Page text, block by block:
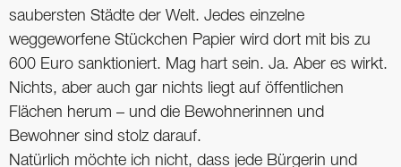
saubersten Städte der Welt. Jedes einzelne
weggeworfene Stückchen Papier wird dort mit bis zu
600 Euro sanktioniert. Mag hart sein. Ja. Aber es wirkt.
Nichts, aber auch gar nichts liegt auf öffentlichen
Flächen herum – und die Bewohnerinnen und
Bewohner sind stolz darauf.
Natürlich möchte ich nicht, dass jede Bürgerin und